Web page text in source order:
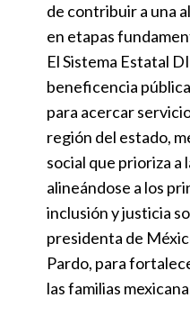
de contribuir a una
en etapas
El Sistema Estatal
beneficencia
para acercar
región del estado,
social que prioriza a
alineándose a los
inclusión y justicia
presidenta de
Pardo, para
las familias